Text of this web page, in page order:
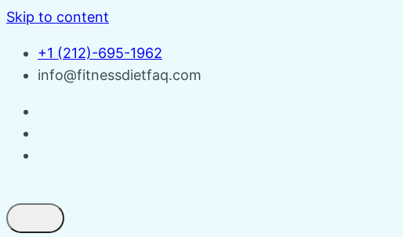
Skip to content
+1 (212)-695-1962
info@fitnessdietfaq.com